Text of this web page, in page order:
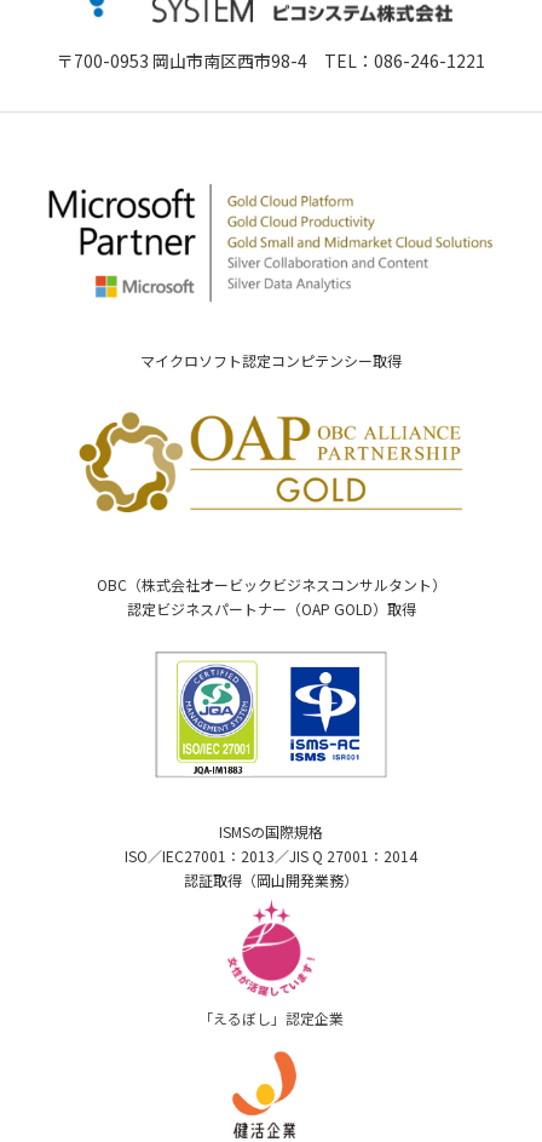
〒700-0953 岡山市南区西市98-4 TEL： 086-246-1221
マイクロソフト認定コンピテンシー取得
OBC（株式会社オービックビジネスコンサルタント）
認定ビジネスパートナー（OAP GOLD）取得
ISMSの国際規格
ISO／IEC27001：2013／JIS Q 27001：2014
認証取得（岡山開発業務）
「えるぼし」認定企業